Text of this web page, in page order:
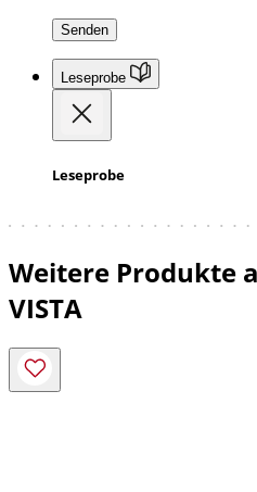
Leseprobe
Leseprobe
Weitere Produkte
VISTA